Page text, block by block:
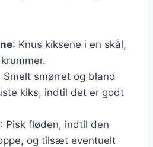
: Knus kiksene i en skål,
Smelt smørret og bland
kiks, indtil det er godt
: Pisk fløden, indtil den
og tilsæt eventuelt